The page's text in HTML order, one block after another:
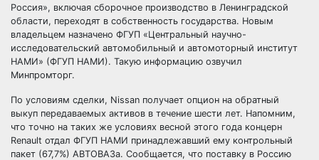
Россия», включая сборочное производство в Ленинградской
области, переходят в собственность государства. Новым
владельцем назначено ФГУП «Центральный научно-
исследовательский автомобильный и автомоторный институт
НАМИ» (ФГУП НАМИ). Такую информацию озвучил
Минпромторг.
По условиям сделки, Nissan получает опцион на обратный
выкуп передаваемых активов в течение шести лет. Напомним,
что точно на таких же условиях весной этого года концерн
Renault отдал ФГУП НАМИ принадлежавший ему контрольный
пакет (67,7%) АВТОВАЗа. Сообщается, что поставку в Россию